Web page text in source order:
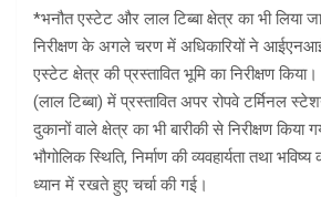
*भनौत एस्टेट और लाल टिब्बा क्षेत्र का भी लिया
निरीक्षण के अगले चरण में अधिकारियों ने
एस्टेट क्षेत्र की प्रस्तावित भूमि का निरीक्षण
(लाल टिब्बा) में प्रस्तावित अपर रोपवे टर्मिनल
दुकानों वाले क्षेत्र का भी बारीकी से निरीक्षण
भौगोलिक स्थिति, निर्माण की व्यवहार्यता तथा
ध्यान में रखते हुए चर्चा की गई।